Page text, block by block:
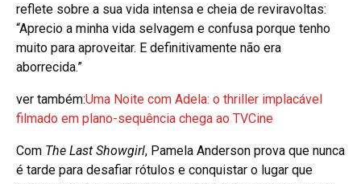
reflete sobre a sua vida intensa e cheia de reviravoltas:
“Aprecio a minha vida selvagem e confusa porque tenho
muito para aproveitar. E definitivamente não era
aborrecida.”
ver também:Uma Noite com Adela: o thriller implacável
filmado em plano-sequência chega ao TVCine
Com The Last Showgirl, Pamela Anderson prova que nunca
é tarde para desafiar rótulos e conquistar o lugar que